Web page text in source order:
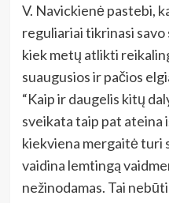
V. Navickienė pastebi,
reguliariai tikrinasi
kiek metų atlikti
suaugusios ir pačios
“Kaip ir daugelis kitų
sveikata taip pat ateina
kiekviena mergaitė turi
vaidina lemtingą
nežinodamas. Tai